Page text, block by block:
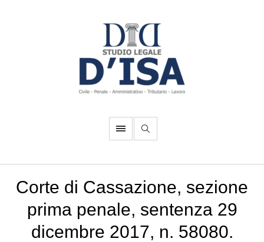
Corte di Cassazione, sezione
prima penale, sentenza 29
dicembre 2017, n. 58080.